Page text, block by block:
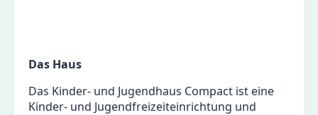
Das Haus
Das Kinder- und Jugendhaus Compact ist eine
Kinder- und Jugendfreizeiteinrichtung und